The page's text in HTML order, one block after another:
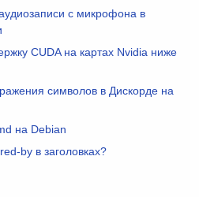
с микрофона в
CUDA на картах Nvidia ниже
символов в Дискорде на
на Debian
by в заголовках?